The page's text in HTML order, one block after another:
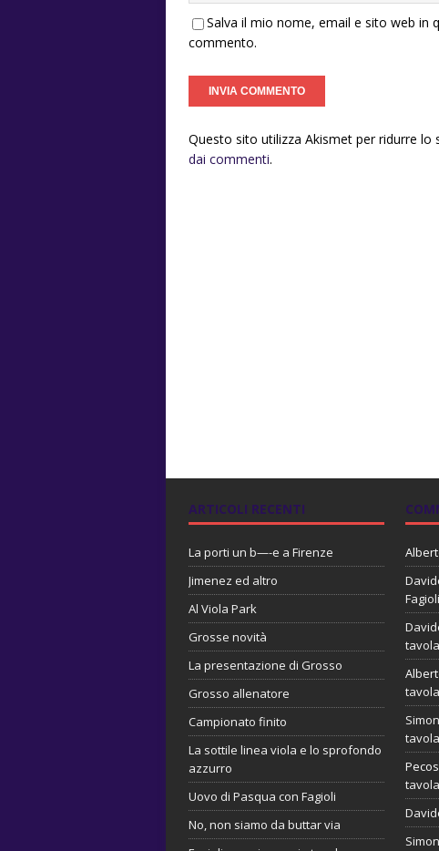
Salva il mio nome, email e sito web in
commento.
Questo sito utilizza Akismet per ridurre lo
dai commenti.
ARTICOLI RECENTI
La porti un b—-e a Firenze
Jimenez ed altro
Al Viola Park
Grosse novità
La presentazione di Grosso
Grosso allenatore
Campionato finito
La sottile linea viola e lo sprofondo
azzurro
Uovo di Pasqua con Fagioli
No, non siamo da buttar via
Fagioli
tavola
tavola
tavola
tavola